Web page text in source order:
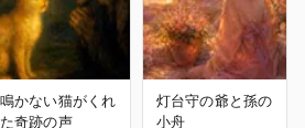
鳴かない猫がくれ
た奇跡の声
灯台守の爺と孫の
小舟